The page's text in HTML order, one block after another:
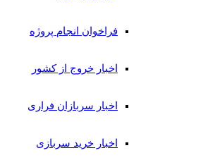
فراخوان انجام پروژه
اخبار خروج از کشور
اخبار سربازان فراری
اخبار خرید سربازی